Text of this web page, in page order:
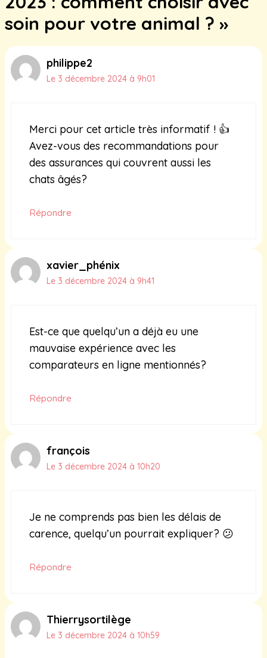
soin pour votre animal ? »
philippe2
Le 3 décembre 2024 à 9h01
Merci pour cet article très informatif ! 👍
Avez-vous des recommandations pour
des assurances qui couvrent aussi les
chats âgés?
Répondre
xavier_phénix
Le 3 décembre 2024 à 9h41
Est-ce que quelqu’un a déjà eu une
mauvaise expérience avec les
comparateurs en ligne mentionnés?
Répondre
françois
Le 3 décembre 2024 à 10h20
Je ne comprends pas bien les délais de
carence, quelqu’un pourrait expliquer? 😕
Répondre
Thierrysortilège
Le 3 décembre 2024 à 10h59